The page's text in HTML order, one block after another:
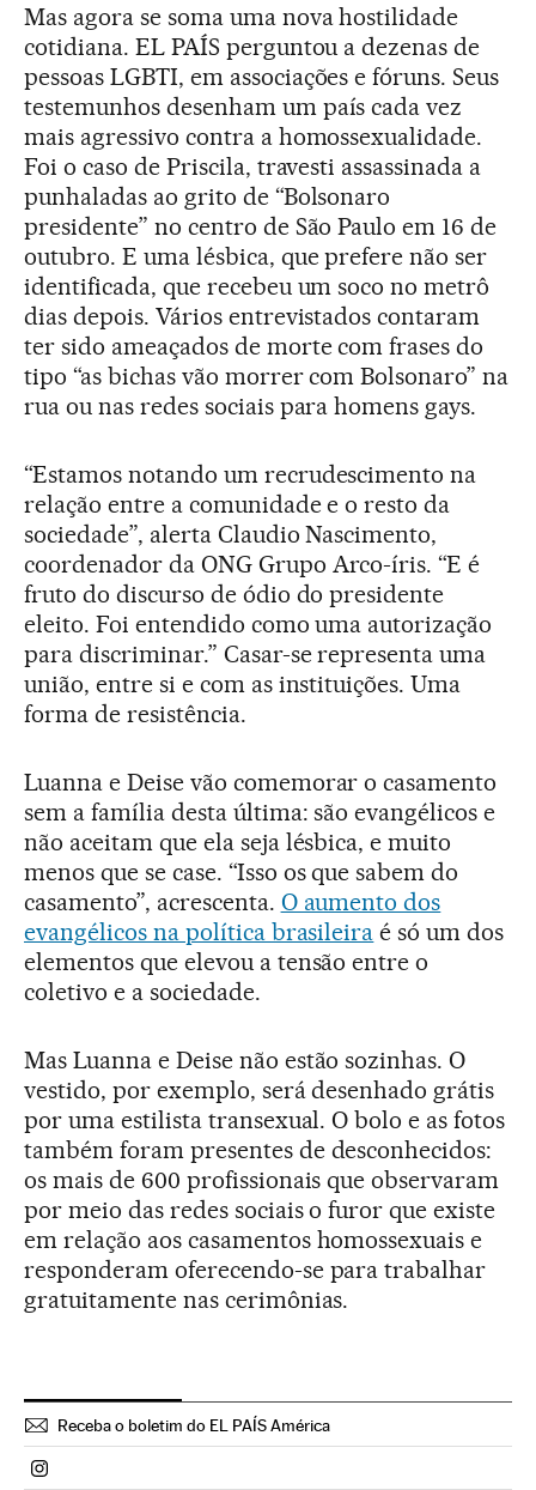
Mas agora se soma uma nova hostilidade
cotidiana. EL PAÍS perguntou a dezenas de
pessoas LGBTI, em associações e fóruns. Seus
testemunhos desenham um país cada vez
mais agressivo contra a homossexualidade.
Foi o caso de Priscila, travesti assassinada a
punhaladas ao grito de “Bolsonaro
presidente” no centro de São Paulo em 16 de
outubro. E uma lésbica, que prefere não ser
identificada, que recebeu um soco no metrô
dias depois. Vários entrevistados contaram
ter sido ameaçados de morte com frases do
tipo “as bichas vão morrer com Bolsonaro” na
rua ou nas redes sociais para homens gays.
“Estamos notando um recrudescimento na
relação entre a comunidade e o resto da
sociedade”, alerta Claudio Nascimento,
coordenador da ONG Grupo Arco-íris. “E é
fruto do discurso de ódio do presidente
eleito. Foi entendido como uma autorização
para discriminar.” Casar-se representa uma
união, entre si e com as instituições. Uma
forma de resistência.
Luanna e Deise vão comemorar o casamento
sem a família desta última: são evangélicos e
não aceitam que ela seja lésbica, e muito
menos que se case. “Isso os que sabem do
casamento”, acrescenta. O aumento dos
evangélicos na política brasileira é só um dos
elementos que elevou a tensão entre o
coletivo e a sociedade.
Mas Luanna e Deise não estão sozinhas. O
vestido, por exemplo, será desenhado grátis
por uma estilista transexual. O bolo e as fotos
também foram presentes de desconhecidos:
os mais de 600 profissionais que observaram
por meio das redes sociais o furor que existe
em relação aos casamentos homossexuais e
responderam oferecendo-se para trabalhar
gratuitamente nas cerimônias.
Receba o boletim do EL PAÍS América
Politica El País Brasil en Instagram